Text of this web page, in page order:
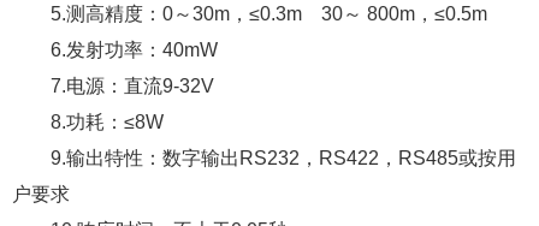
5.测高精度：0～30m，≤0.3m 30～ 800m，≤0.5m
6.发射功率：40mW
7.电源：直流9-32V
8.功耗：≤8W
9.输出特性：数字输出RS232，RS422，RS485或按用
户要求